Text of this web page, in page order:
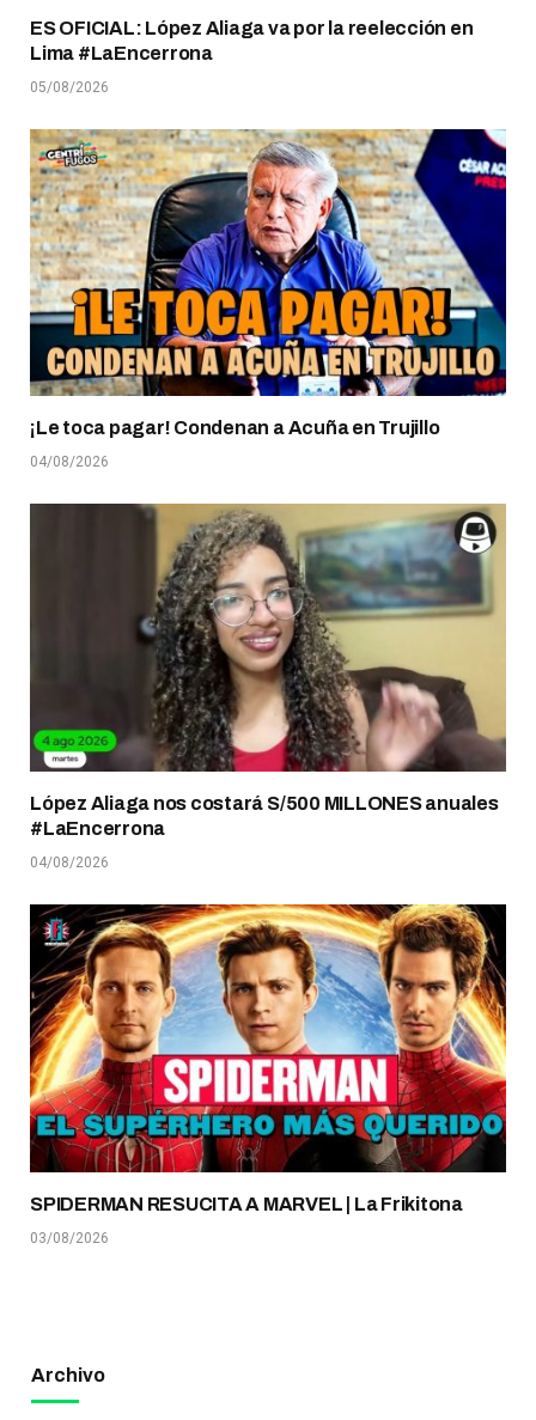
ES OFICIAL: López Aliaga va por la reelección en
Lima #LaEncerrona
05/08/2026
¡Le toca pagar! Condenan a Acuña en Trujillo
04/08/2026
López Aliaga nos costará S/500 MILLONES anuales
#LaEncerrona
04/08/2026
SPIDERMAN RESUCITA A MARVEL | La Frikitona
03/08/2026
Archivo